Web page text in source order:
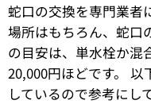
蛇口の交換を専門業者
場所はもちろん、蛇口
の目安は、単水栓か混
20,000円ほどです。
しているので参考にし